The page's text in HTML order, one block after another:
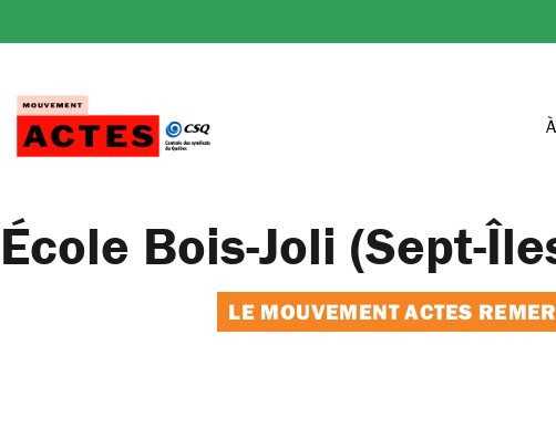
au
École Bois-Joli (Sept-
LE MOUVEMENT ACTES